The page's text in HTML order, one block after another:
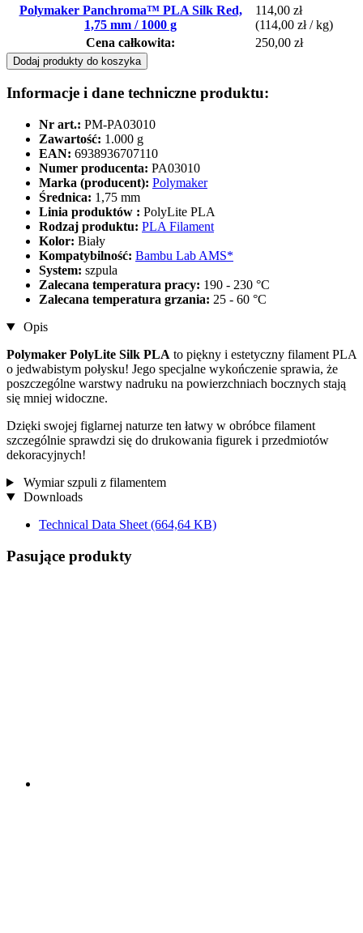
Polymaker Panchroma™ PLA Silk Red,
1,75 mm / 1000 g
114,00 zł
(114,00 zł / kg)
Cena całkowita:
250,00 zł
Dodaj produkty do koszyka
Informacje i dane techniczne produktu:
Nr art.: PM-PA03010
Zawartość: 1.000 g
EAN: 6938936707110
Numer producenta: PA03010
Marka (producent): Polymaker
Średnica: 1,75 mm
Linia produktów : PolyLite PLA
Rodzaj produktu: PLA Filament
Kolor: Biały
Kompatybilność: Bambu Lab AMS*
System: szpula
Zalecana temperatura pracy: 190 - 230 °C
Zalecana temperatura grzania: 25 - 60 °C
Opis
Polymaker PolyLite Silk PLA to piękny i estetyczny filament PLA
o jedwabistym połysku! Jego specjalne wykończenie sprawia, że
poszczególne warstwy nadruku na powierzchniach bocznych stają
się mniej widoczne.
Dzięki swojej figlarnej naturze ten łatwy w obróbce filament
szczególnie sprawdzi się do drukowania figurek i przedmiotów
dekoracyjnych!
Wymiar szpuli z filamentem
Downloads
Technical Data Sheet (664,64 KB)
Pasujące produkty